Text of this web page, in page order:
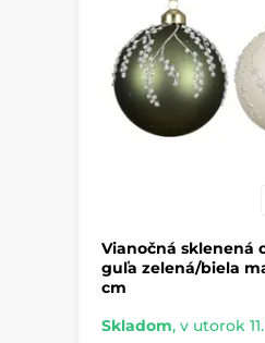
Vianočná sklenená
guľa zelená/biela
cm
Skladom, v utorok